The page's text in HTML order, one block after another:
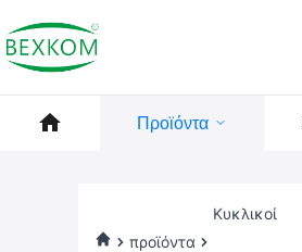
Προϊόντα
προϊόντα
Κυκλικοί